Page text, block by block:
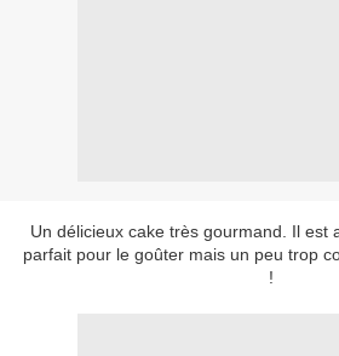
Un délicieux cake très gourmand. Il est
parfait pour le goûter mais un peu trop
!